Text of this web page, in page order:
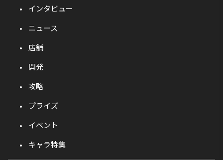
インタビュー
ニュース
店舗
開発
攻略
プライズ
イベント
キャラ特集